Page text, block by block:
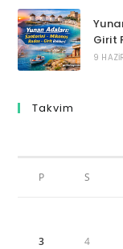
Girit
9
Takvim
P S
3 4